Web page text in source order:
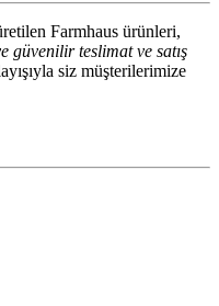
Farmhaus ürünleri,
güvenilir teslimat ve satış
siz müşterilerimize